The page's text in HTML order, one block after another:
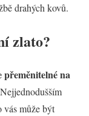
drahých kovů.
zlato?
přeměnitelné na
vás může být